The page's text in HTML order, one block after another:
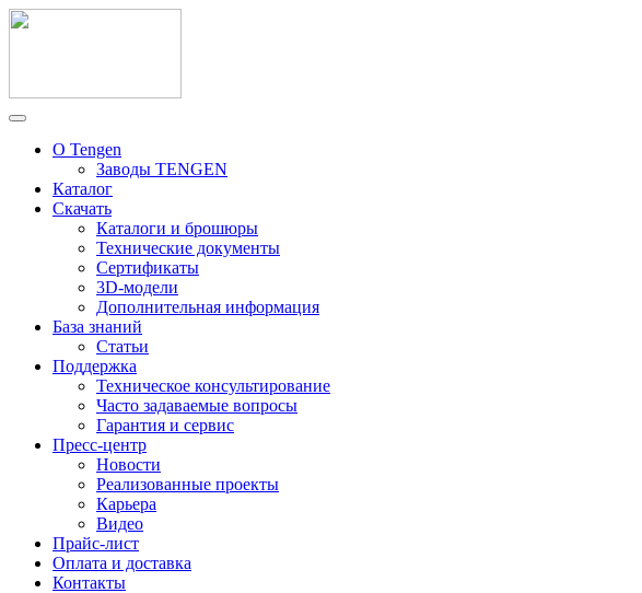
О Tengen
Заводы TENGEN
Каталог
Скачать
Каталоги и брошюры
Технические документы
Сертификаты
3D-модели
Дополнительная информация
База знаний
Статьи
Поддержка
Техническое консультирование
Часто задаваемые вопросы
Гарантия и сервис
Пресс-центр
Новости
Реализованные проекты
Карьера
Видео
Прайс-лист
Оплата и доставка
Контакты